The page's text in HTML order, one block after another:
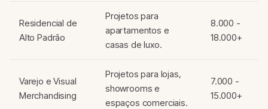
Residencial de
Alto Padrão
Projetos para
apartamentos e
casas de luxo.
8.000 -
18.000+
Varejo e Visual
Merchandising
Projetos para lojas,
showrooms e
espaços comerciais.
7.000 -
15.000+